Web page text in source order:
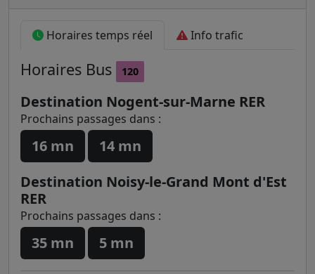
Horaires temps réel Info trafic
Horaires Bus 120
Destination Nogent-sur-Marne RER
Prochains passages dans :
16 mn
14 mn
Destination Noisy-le-Grand Mont d'Est
RER
Prochains passages dans :
35 mn 5 mn